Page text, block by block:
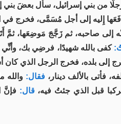
من بني إسرائيل، سأل بعضَ بني
إِليه إلى أجل مُسَمَّى، فخرج في
إلى صاحبه، ثم زَجَّجَ مَوضِعَها، ثمَّ
كفى بالله شهيدًا، فرضِي بك، وأنِّي
فخرج الرجل الذي كان
فأتى بالألف دينار، فقال: والله
قبل الذي جئتُ فيه، قال: فإنَّ